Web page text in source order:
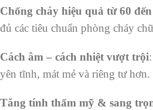
Chống cháy hiệu quả từ 60
đủ các tiêu chuẩn phòng cháy
Cách âm – cách nhiệt vượt trội
yên tĩnh, mát mẻ và riêng tư hơn.
Tăng tính thẩm mỹ & sang